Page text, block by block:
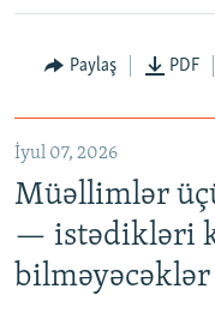
Paylaş PDF
İyul 07, 2026
Müəllimlər
— istədikləri
bilməyəcəklər